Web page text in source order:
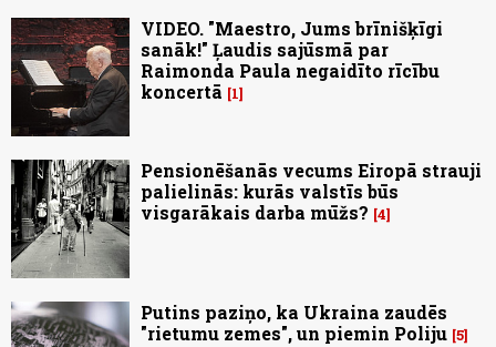
VIDEO. "Maestro, Jums brīnišķīgi
sanāk!" Ļaudis sajūsmā par
Raimonda Paula negaidīto rīcību
koncertā
1
Pensionēšanās vecums Eiropā strauji
palielinās: kurās valstīs būs
visgarākais darba mūžs? 4
Putins paziņo, ka Ukraina zaudēs
"rietumu zemes", un piemin Poliju 5